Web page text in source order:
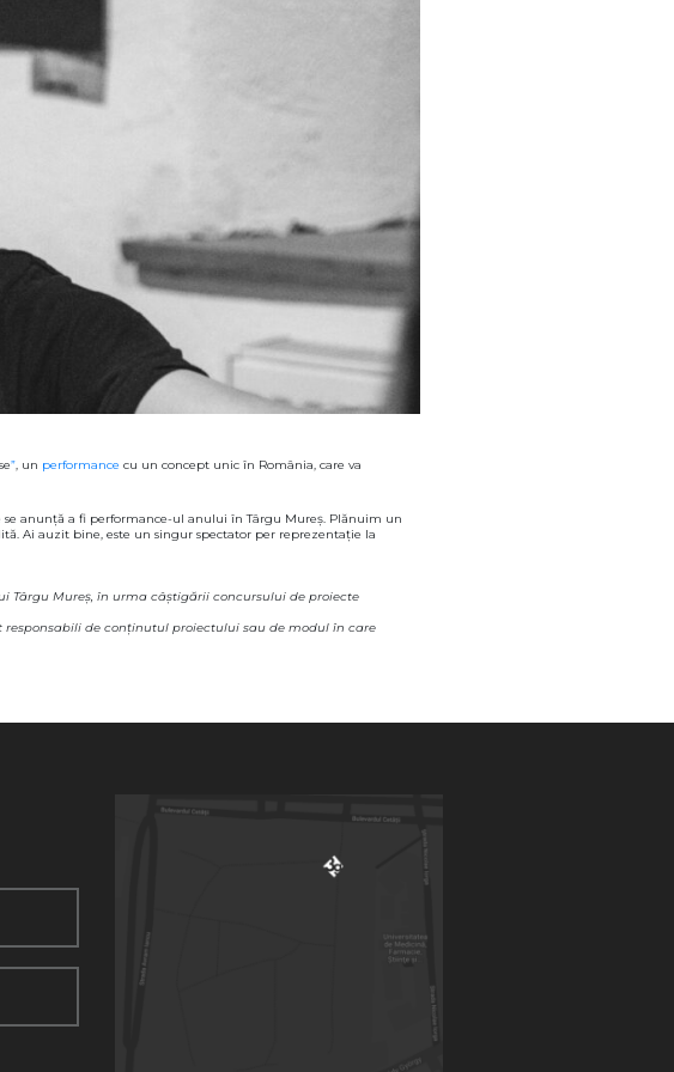
”, un performance cu un concept unic în România, care va
anunță a fi performance-ul anului în Târgu Mureș. Plănuim un
Ai auzit bine, este un singur spectator per reprezentație la
Târgu Mureș, în urma câștigării concursului de proiecte
de conţinutul proiectului sau de modul în care